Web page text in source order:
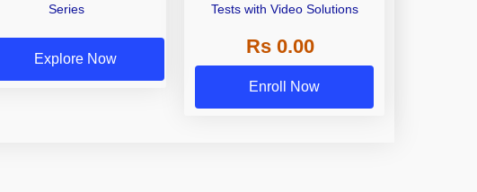
Series
Explore Now
Tests with Video Solutions
Rs 0.00
Enroll Now